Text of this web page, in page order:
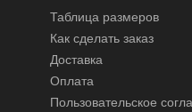
Таблица размеров
Как сделать заказ
Доставка
Оплата
Пользовательское